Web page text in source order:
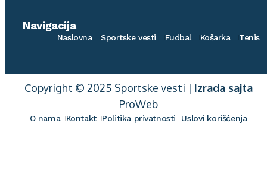
Navigacija
Naslovna Sportske vesti Fudbal Košarka Tenis
Copyright © 2025 Sportske vesti | Izrada sajta
ProWeb
O nama Kontakt Politika privatnosti Uslovi korišćenja